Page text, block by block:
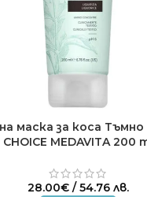
маска за коса Тъмно
CHOICE MEDAVITA 200
28.00€/ 54.76 лв.